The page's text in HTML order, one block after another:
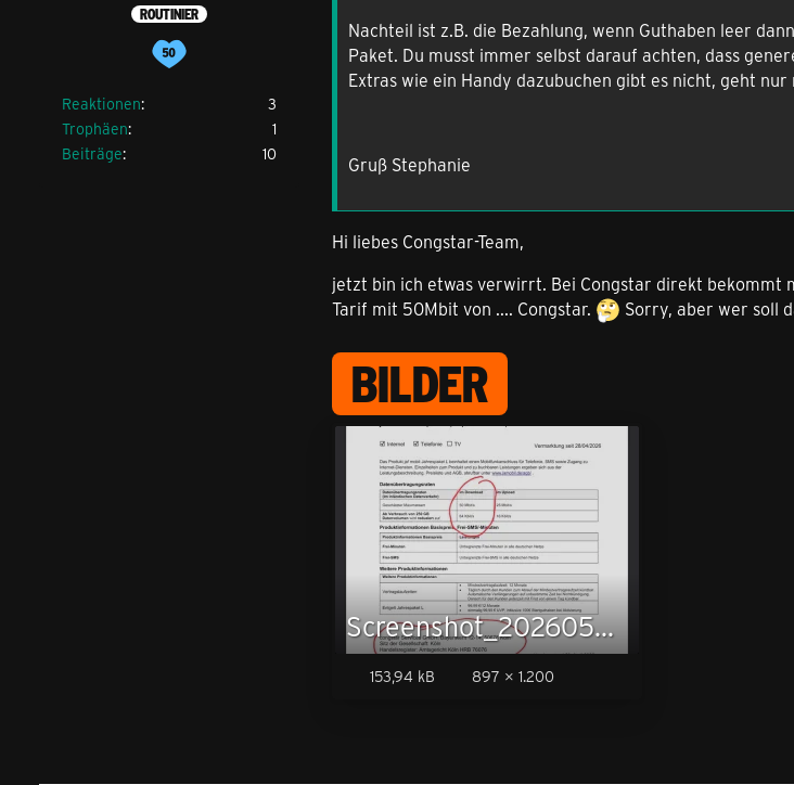
ROUTINIER
Reaktionen
3
Trophäen
1
Beiträge
10
Nachteil ist z.B. die Bezahlung, wenn Guthaben leer
Paket. Du musst immer selbst darauf achten, dass
Extras wie ein Handy dazubuchen gibt es nicht, geht
Gruß Stephanie
Hi liebes Congstar-Team,
jetzt bin ich etwas verwirrt. Bei Congstar direkt bekommt
Tarif mit 50Mbit von .... Congstar.
Sorry, aber wer soll
BILDER
Screenshot_20260501_214935_Firefox Klar.jpg
153,94 kB 897 × 1.200